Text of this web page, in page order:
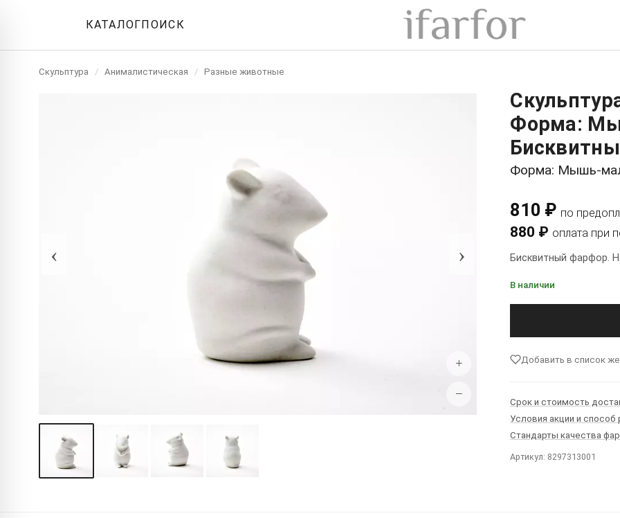
КАТАЛОГПОИСК
Скульптура / Анималистическая / Разные животные
‹ ›
+
−
Форма:
Форма: Мышь-
810 ₽ по
880 ₽ оплата при
Бисквитный фарфор.
В наличии
Добавить в список
Срок и стоимость
Условия акции и способ
Стандарты качества
Артикул: 8297313001